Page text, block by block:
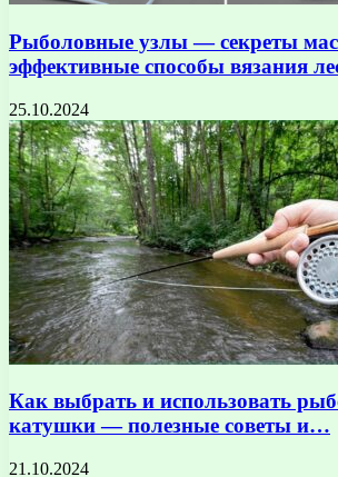
Рыболовные узлы — секреты
эффективные способы вязания
25.10.2024
Как выбрать и использовать
катушки — полезные советы и…
21.10.2024